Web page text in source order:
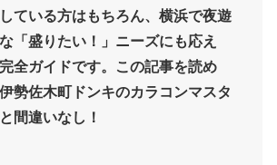
ている方はもちろん、横浜で夜遊
「盛りたい！」ニーズにも応え
全ガイドです。この記事を読め
勢佐木町ドンキのカラコンマスタ
間違いなし！